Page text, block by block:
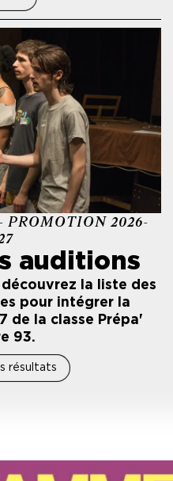
PROMOTION 2026-
auditions
la liste des
pour intégrer la
de la classe Prépa'
93.
résultats